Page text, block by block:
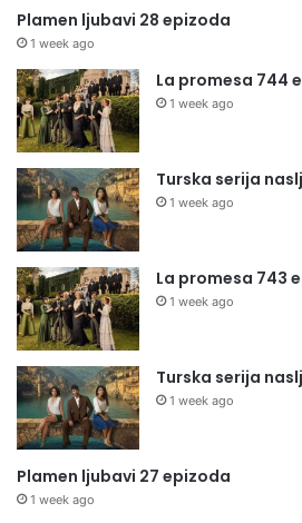
Plamen ljubavi 28 epizoda
1 week ago
La promesa 744
1 week ago
Turska serija
1 week ago
La promesa 743
1 week ago
Turska serija
1 week ago
Plamen ljubavi 27 epizoda
1 week ago